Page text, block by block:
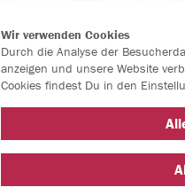
Wir verwenden Cookies
Durch die Analyse der
anzeigen und unsere Website
Cookies findest Du in den